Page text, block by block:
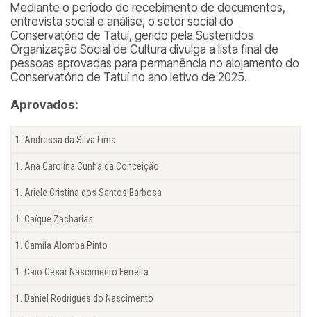
Mediante o período de recebimento de documentos,
entrevista social e análise, o setor social do
Conservatório de Tatuí, gerido pela Sustenidos
Organização Social de Cultura divulga a lista final de
pessoas aprovadas para permanência no alojamento do
Conservatório de Tatuí no ano letivo de 2025.
Aprovados:
Andressa da Silva Lima
Ana Carolina Cunha da Conceição
Ariele Cristina dos Santos Barbosa
Caíque Zacharias
Camila Alomba Pinto
Caio Cesar Nascimento Ferreira
Daniel Rodrigues do Nascimento